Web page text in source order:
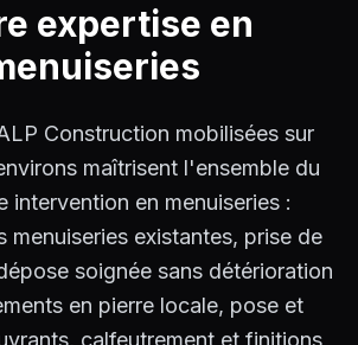
expertise en
Construction mobilisées sur
maîtrisent l'ensemble du
intervention en menuiseries :
menuiseries existantes, prise de
soignée sans détérioration
en pierre locale, pose et
calfeutrement et finitions